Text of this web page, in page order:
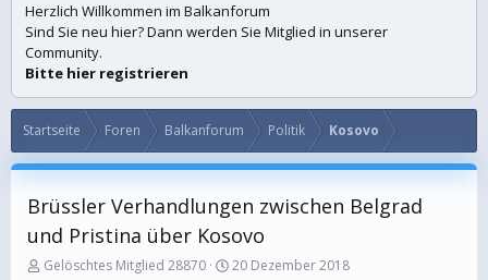
Herzlich Willkommen im Balkanforum
Sind Sie neu hier? Dann werden Sie Mitglied in unserer
Community.
Bitte hier registrieren
Startseite Foren Balkanforum Politik Kosovo
Brüssler Verhandlungen zwischen Belgrad
und Pristina über Kosovo
EGelöschtes Mitglied 28870
E
20 Dezember 2018